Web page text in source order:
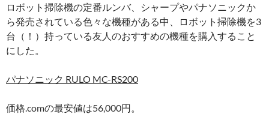
ロボット掃除機の定番ルンバ、シャープやパナソニックか
ら発売されている色々な機種がある中、ロボット掃除機を3
台（！）持っている友人のおすすめの機種を購入すること
にした。
パナソニック RULO MC-RS200
価格.comの最安値は56,000円。